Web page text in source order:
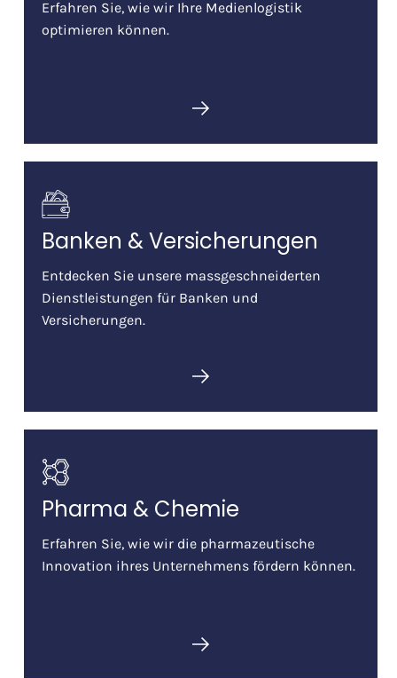
Erfahren Sie, wie wir Ihre Medienlogistik
optimieren können.
Banken & Versicherungen
Entdecken Sie unsere massgeschneiderten
Dienstleistungen für Banken und
Versicherungen.
Pharma & Chemie
Erfahren Sie, wie wir die pharmazeutische
Innovation ihres Unternehmens fördern können.